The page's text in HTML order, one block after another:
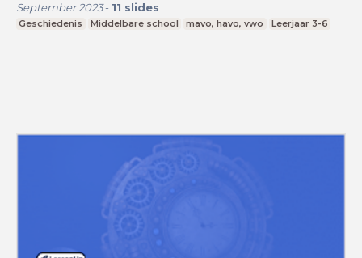
September 2023- 11 slides
Geschiedenis Middelbare school mavo, havo, vwo Leerjaar 3-6